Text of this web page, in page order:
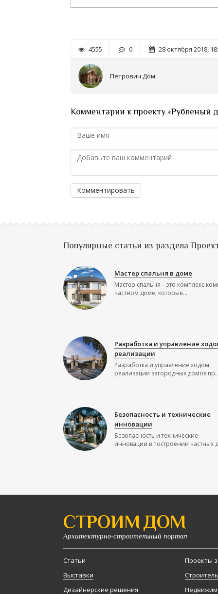
4555 0 28 октября 2018,
Петрович Дом
Комментарии к проекту «Рубленый
Комментировать
Популярные статьи из раздела
Мастер спальня в доме
Мастер спальня – это комплекс
частном доме, которые...
Разработка и управление
реализации
Разработка и управление ходом
реализации загородных домов
Безопасность и технические
инновации
Безопасность и технические
инновации в построении частных
СТРОИМ ДОМ
Архитектурно-строительный портал
Статьи
Выставки
Дизайнерские решения
Проекты